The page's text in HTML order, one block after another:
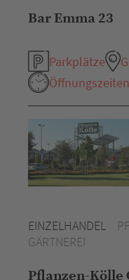
Bar Emma 23
Parkplätze
EINZELHANDEL
GÄRTNEREI
Pflanzen-Kölle